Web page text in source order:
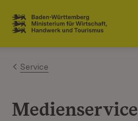
Zum Inhalt springen
Link zur Startseite
Service
Medienservice